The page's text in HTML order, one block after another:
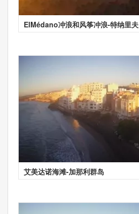
ElMédano冲浪和风筝冲浪-特纳里夫
艾美达诺海滩-加那利群岛